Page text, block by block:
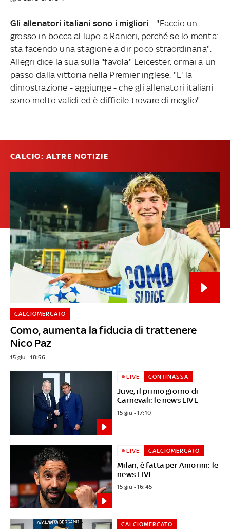
Gli allenatori italiani sono i migliori - "Faccio un
grosso in bocca al lupo a Ranieri, perché se lo merita:
sta facendo una stagione a dir poco straordinaria".
Allegri dice la sua sulla "favola" Leicester, ormai a un
passo dalla vittoria nella Premier inglese. "E' la
dimostrazione - aggiunge - che gli allenatori italiani
sono molto validi ed è difficile trovare di meglio".
CALCIO: ALTRE NOTIZIE
Como, aumenta la fiducia di trattenere
Nico Paz
CALCIOMERCATO
15 giu - 18:56
Juve, il primo giorno di
Carnevali: le news LIVE
LIVE CONTINASSA
15 giu - 17:10
Milan, è fatta per Amorim: le
news LIVE
LIVE CALCIOMERCATO
15 giu - 16:45
CALCIOMERCATO